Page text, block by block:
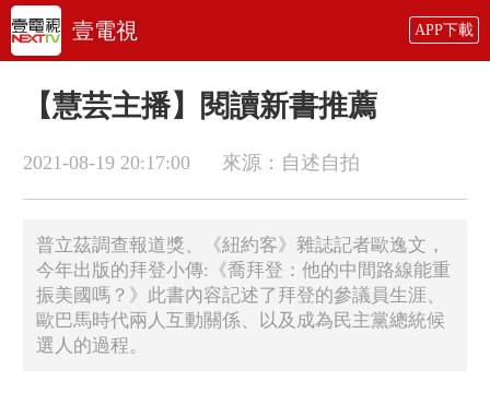
壹電視 APP下載
【慧芸主播】閱讀新書推薦
2021-08-19 20:17:00 來源：自述自拍
普立茲調查報道獎、《紐約客》雜誌記者歐逸文，
今年出版的拜登小傳:《喬拜登：他的中間路線能重
振美國嗎？》此書內容記述了拜登的參議員生涯、
歐巴馬時代兩人互動關係、以及成為民主黨總統候
選人的過程。